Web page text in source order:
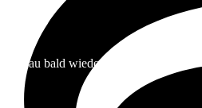
bald wieder vorbei.